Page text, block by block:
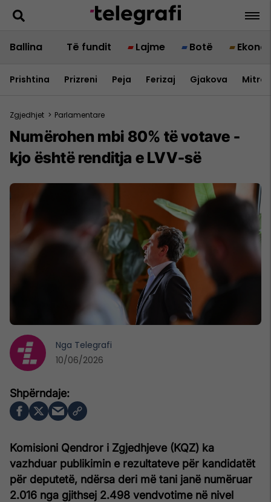
Ballina Të fundit Lajme Botë
Prishtina Prizreni Peja Ferizaj Gjakova
Zgjedhjet > Parlamentare
Numërohen mbi 80% të votave -
kjo është renditja e LVV-së
Komisioni Qendror i Zgjedhjeve (KQZ) ka
vazhduar publikimin e rezultateve për kandidatët
për deputetë, ndërsa deri më tani janë numëruar
2.016 nga gjithsej 2.498 vendvotime në nivel
Nga Telegrafi
10/06/2026